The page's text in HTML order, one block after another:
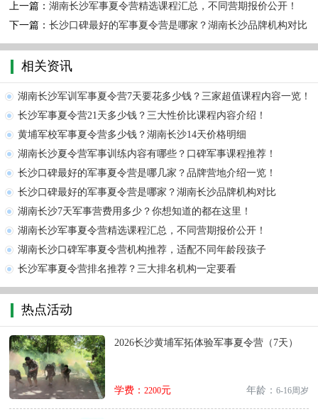
上一篇：湖南长沙军事夏令营精选课程汇总，不同营期报价公开！
下一篇：长沙口碑最好的军事夏令营是哪家？湖南长沙品牌机构对比
相关资讯
湖南长沙军训军事夏令营7天要花多少钱？三家超值课程内容一览！
长沙军事夏令营21天多少钱？三大性价比课程内容介绍！
黄埔军校军事夏令营多少钱？湖南长沙14天价格明细
湖南长沙夏令营军事训练内容有哪些？口碑军事课程推荐！
长沙口碑最好的军事夏令营是哪几家？品牌营地介绍一览！
长沙口碑最好的军事夏令营是哪家？湖南长沙品牌机构对比
湖南长沙7天军事营费用多少？你想知道的都在这里！
湖南长沙军事夏令营精选课程汇总，不同营期报价公开！
湖南长沙口碑军事夏令营机构推荐，适配不同年龄段孩子
长沙军事夏令营排名推荐？三大排名机构一定要看
热点活动
2026长沙黄埔军拓体验军事夏令营（7天）
学费： 2200元 年龄： 6-16周岁